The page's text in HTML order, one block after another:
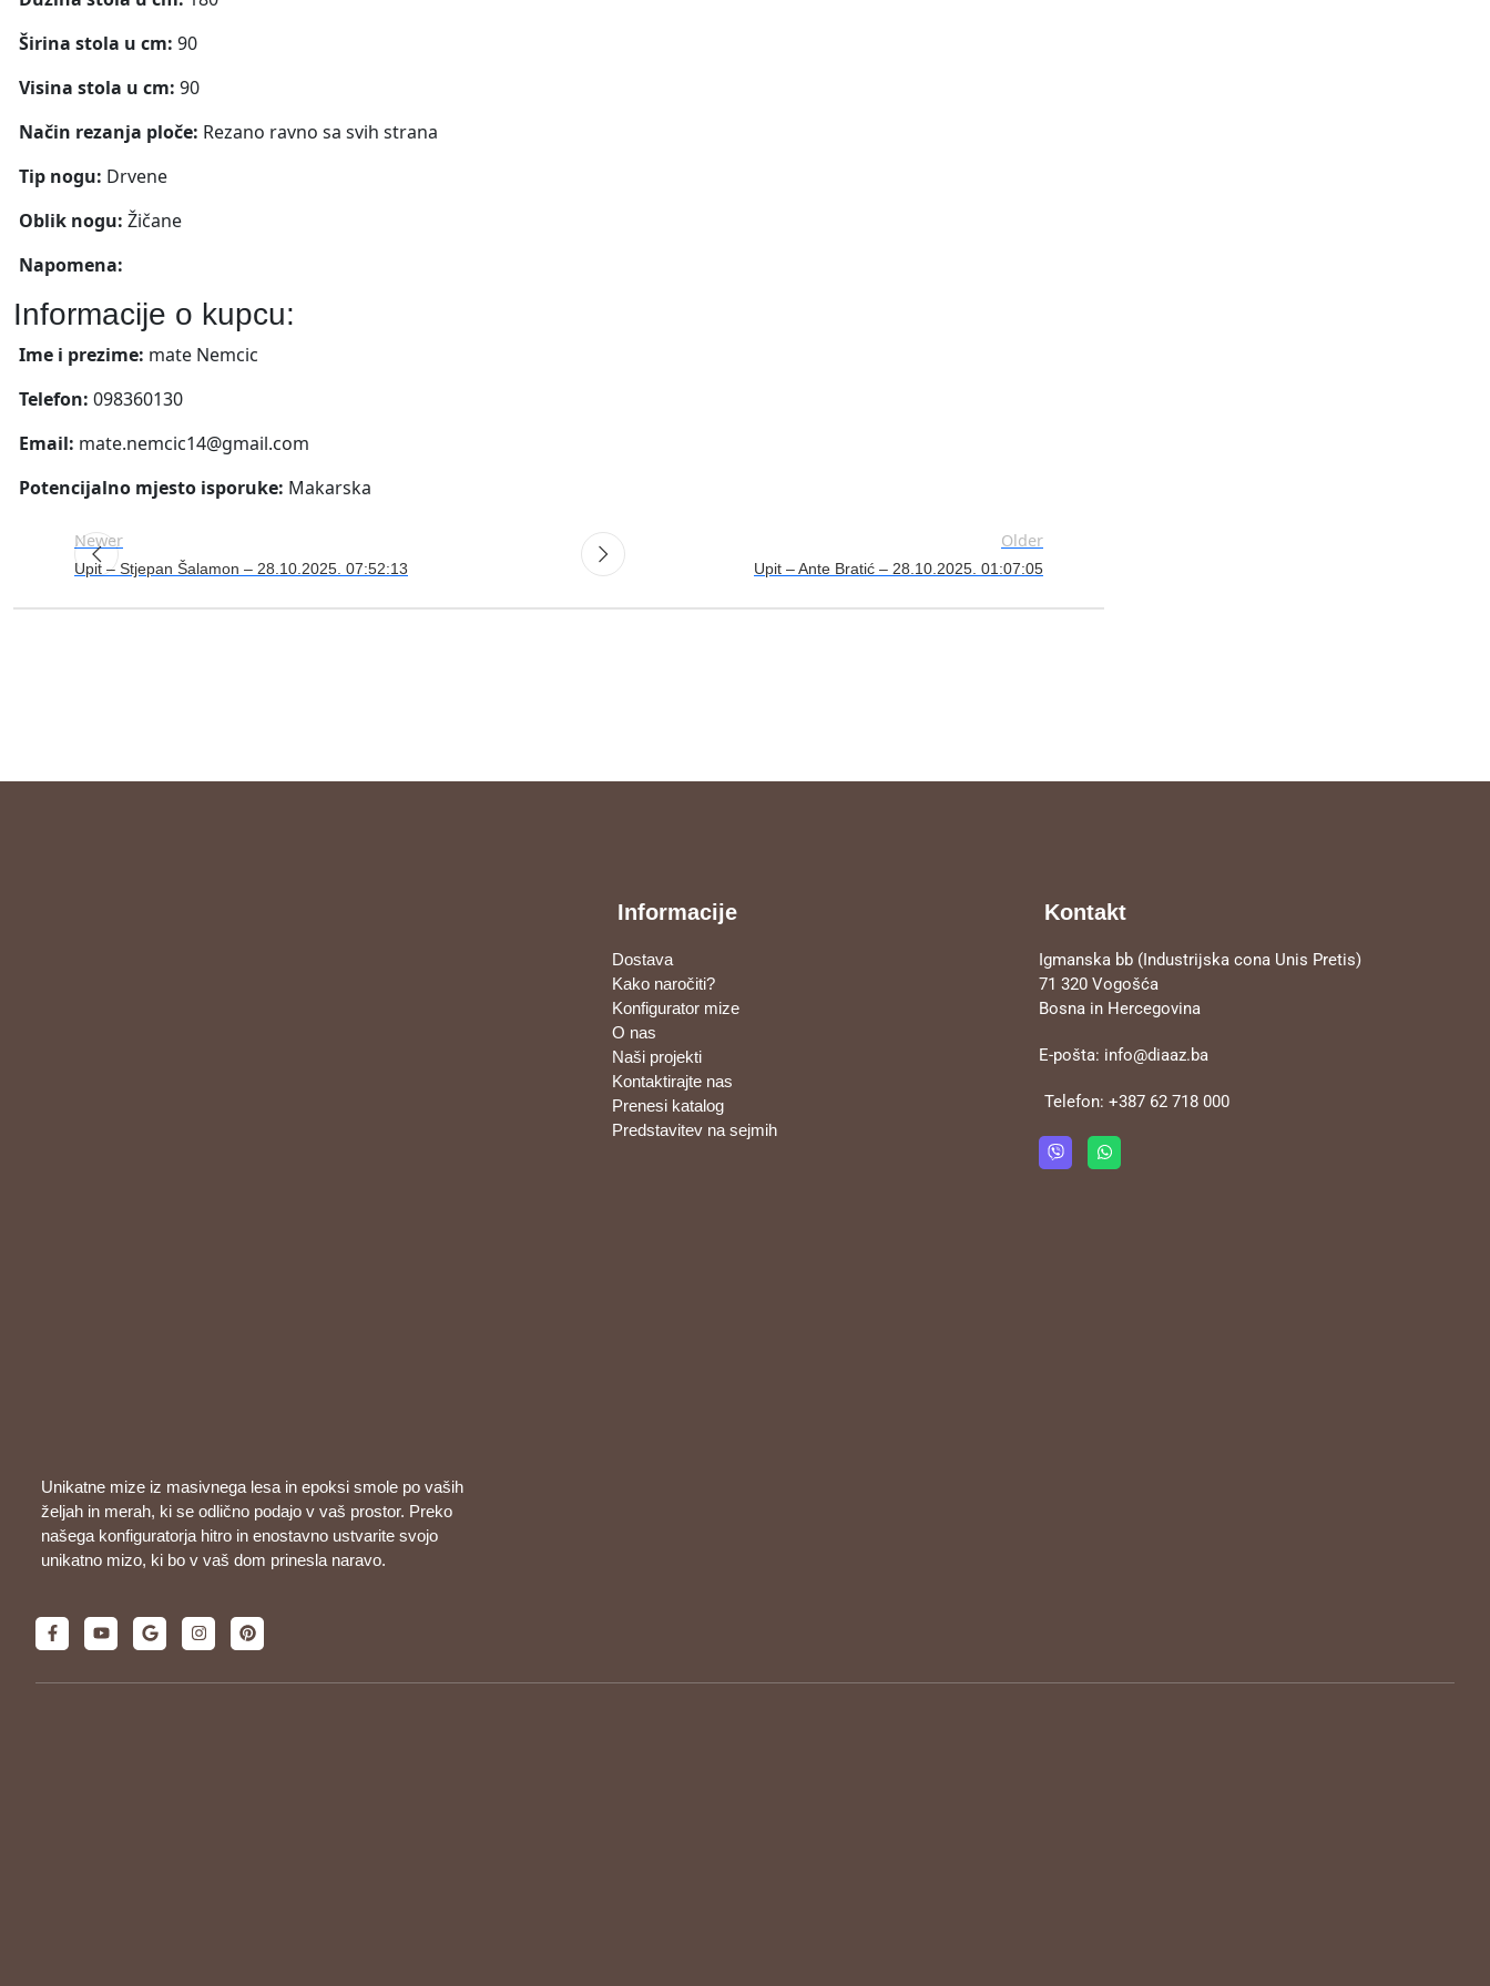
Širina stola u cm: 90
Visina stola u cm: 90
Način rezanja ploče: Rezano ravno sa svih strana
Tip nogu: Drvene
Oblik nogu: Žičane
Napomena:
Informacije o kupcu:
Ime i prezime: mate Nemcic
Telefon: 098360130
Email: mate.nemcic14@gmail.com
Potencijalno mjesto isporuke: Makarska
Newer
Upit – Stjepan Šalamon – 28.10.2025. 07:52:13
Older
Upit – Ante Bratić – 28.10.2025. 01:07:05
Unikatne mize iz masivnega lesa in epoksi smole po vaših
željah in merah, ki se odlično podajo v vaš prostor. Preko
našega konfiguratorja hitro in enostavno ustvarite svojo
unikatno mizo, ki bo v vaš dom prinesla naravo.
Informacije
Dostava
Kako naročiti?
Konfigurator mize
O nas
Naši projekti
Kontaktirajte nas
Prenesi katalog
Predstavitev na sejmih
Kontakt
Igmanska bb (Industrijska cona Unis Pretis)
71 320 Vogošća
Bosna in Hercegovina
E-pošta: info@diaaz.ba
Telefon:+387 62 718 000